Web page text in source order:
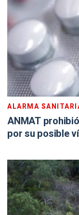
ALARMA
ANMAT
por su posible